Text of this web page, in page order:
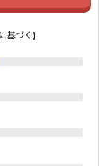
基づく)